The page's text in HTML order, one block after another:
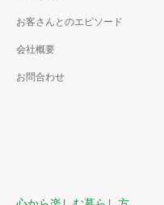
お客さんとのエピソード
会社概要
お問合わせ